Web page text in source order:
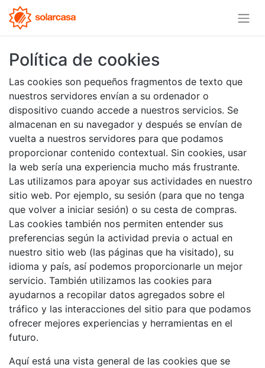
Política de cookies
Las cookies son pequeños fragmentos de texto que
nuestros servidores envían a su ordenador o
dispositivo cuando accede a nuestros servicios. Se
almacenan en su navegador y después se envían de
vuelta a nuestros servidores para que podamos
proporcionar contenido contextual. Sin cookies, usar
la web sería una experiencia mucho más frustrante.
Las utilizamos para apoyar sus actividades en nuestro
sitio web. Por ejemplo, su sesión (para que no tenga
que volver a iniciar sesión) o su cesta de compras.
Las cookies también nos permiten entender sus
preferencias según la actividad previa o actual en
nuestro sitio web (las páginas que ha visitado), su
idioma y país, así podemos proporcionarle un mejor
servicio. También utilizamos las cookies para
ayudarnos a recopilar datos agregados sobre el
tráfico y las interacciones del sitio para que podamos
ofrecer mejores experiencias y herramientas en el
futuro.
Aquí está una vista general de las cookies que se